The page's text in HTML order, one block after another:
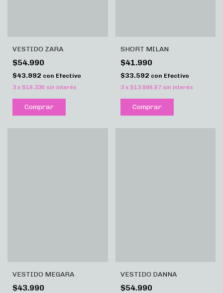
VESTIDO ZARA
$54.990
$43.992 con Efectivo
3 x $18.330 sin interés
Comprar
SHORT MILAN
$41.990
$33.592 con Efectivo
3 x $13.996,67 sin interés
Comprar
VESTIDO MEGARA
$43.990
VESTIDO DANNA
$54.990